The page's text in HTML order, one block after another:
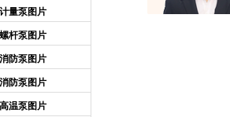
量泵图片
杆泵图片
防泵图片
防泵图片
温泵图片